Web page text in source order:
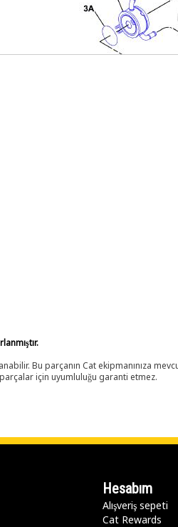
Bu parçanın Cat ekipmanınıza
için uyumluluğu garanti etmez.
Hesabım
Alışveriş sepeti
Cat Rewards